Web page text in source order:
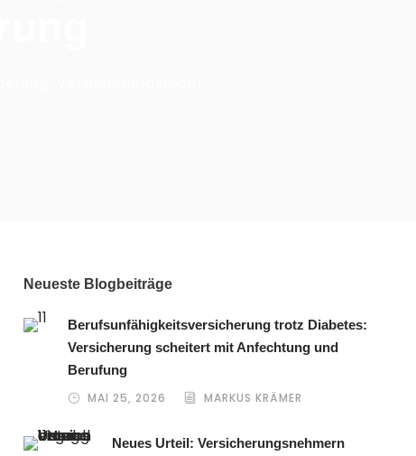
Neueste Blogbeiträge
Berufsunfähigkeitsversicherung trotz Diabetes:
Versicherung scheitert mit Anfechtung und
Berufung
MAI 25, 2026
MARKUS KRÄMER
Neues Urteil: Versicherungsnehmern